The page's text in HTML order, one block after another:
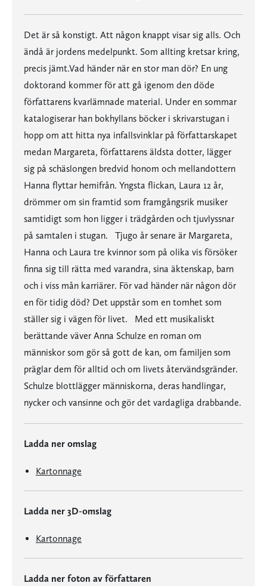
Det är så konstigt. Att någon knappt visar sig alls. Och
ändå är jordens medelpunkt. Som allting kretsar kring,
precis jämt.Vad händer när en stor man dör? En ung
doktorand kommer för att gå igenom den döde
författarens kvarlämnade material. Under en sommar
katalogiserar han bokhyllans böcker i skrivarstugan i
hopp om att hitta nya infallsvinklar på författarskapet
medan Margareta, författarens äldsta dotter, lägger
sig på schäslongen bredvid honom och mellandottern
Hanna flyttar hemifrån. Yngsta flickan, Laura 12 år,
drömmer om sin framtid som framgångsrik musiker
samtidigt som hon ligger i trädgården och tjuvlyssnar
på samtalen i stugan. Tjugo år senare är Margareta,
Hanna och Laura tre kvinnor som på olika vis försöker
finna sig till rätta med varandra, sina äktenskap, barn
och i viss mån karriärer. För vad händer när någon dör
en för tidig död? Det uppstår som en tomhet som
ställer sig i vägen för livet. Med ett musikaliskt
berättande väver Anna Schulze en roman om
människor som gör så gott de kan, om familjen som
präglar dem för alltid och om livets återvändsgränder.
Schulze blottlägger människorna, deras handlingar,
nycker och vansinne och gör det vardagliga drabbande.
Ladda ner omslag
Kartonnage
Ladda ner 3D-omslag
Kartonnage
Ladda ner foton av författaren